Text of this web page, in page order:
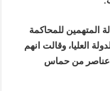
المتهمين للمحاكمة
العليا، وقالت انهم
عناصر من حماس